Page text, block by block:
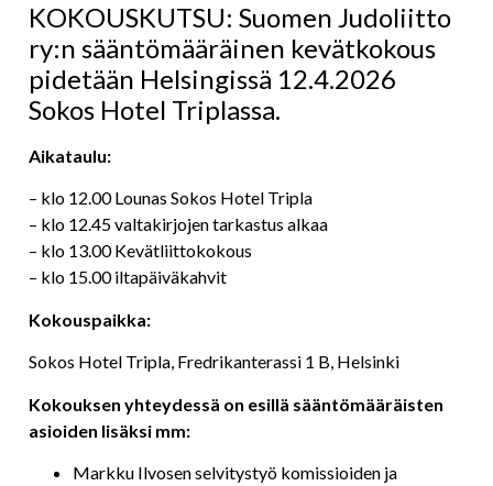
KOKOUSKUTSU: Suomen Judoliitto
ry:n sääntömääräinen kevätkokous
pidetään Helsingissä 12.4.2026
Sokos Hotel Triplassa.
Aikataulu:
– klo 12.00 Lounas Sokos Hotel Tripla
– klo 12.45 valtakirjojen tarkastus alkaa
– klo 13.00 Kevätliittokokous
– klo 15.00 iltapäiväkahvit
Kokouspaikka:
Sokos Hotel Tripla, Fredrikanterassi 1 B, Helsinki
Kokouksen yhteydessä on esillä sääntömääräisten
asioiden lisäksi mm:
Markku Ilvosen selvitystyö komissioiden ja